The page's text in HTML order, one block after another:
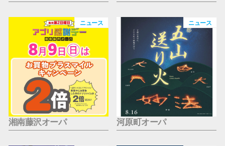
ニュース
湘南藤沢オーパ
ニュース
河原町オーパ